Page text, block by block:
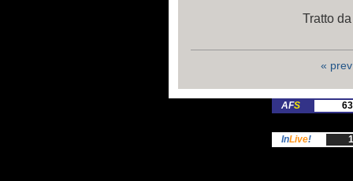
Tratto
« prev
AFS
InLive!